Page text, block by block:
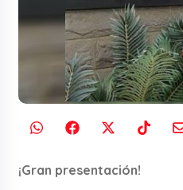
¡Gran presentación!